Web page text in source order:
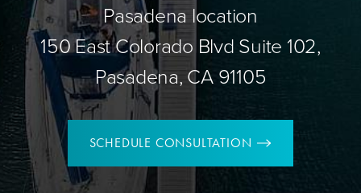
Pasadena location
150 East Colorado Blvd Suite 102,
Pasadena, CA 91105
SCHEDULE CONSULTATION